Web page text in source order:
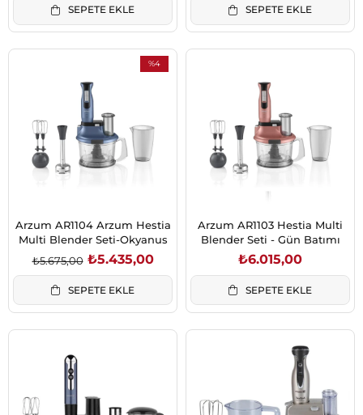
SEPETE EKLE SEPETE EKLE
%4
Arzum AR1104 Arzum Hestia
Multi Blender Seti-Okyanus
₺5.435,00
₺5.675,00
SEPETE EKLE
Arzum AR1103 Hestia Multi
Blender Seti - Gün Batımı
₺6.015,00
SEPETE EKLE